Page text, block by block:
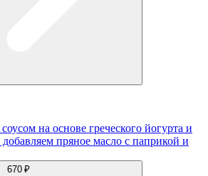
на основе греческого йогурта и
пряное масло с паприкой и
670 ₽